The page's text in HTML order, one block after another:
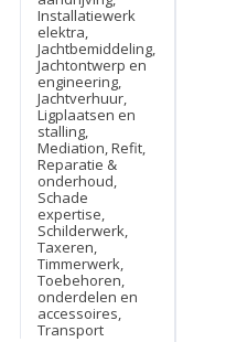
Installatiewerk
elektra,
Jachtbemiddeling,
Jachtontwerp en
engineering,
Jachtverhuur,
Ligplaatsen en
stalling,
Mediation, Refit,
Reparatie &
onderhoud,
Schade
expertise,
Schilderwerk,
Taxeren,
Timmerwerk,
Toebehoren,
onderdelen en
accessoires,
Transport